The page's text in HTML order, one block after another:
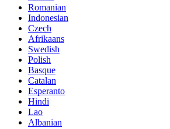
Romanian
Indonesian
Czech
Afrikaans
Swedish
Polish
Basque
Catalan
Esperanto
Hindi
Lao
Albanian